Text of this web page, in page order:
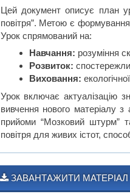
Цей документ описує план
повітря”. Метою є
Урок спрямований на:
Навчання: розуміння
Розвиток:
Виховання:
Урок включає актуалізацію
вивчення нового матеріалу
прийоми “Мозковий штурм”
повітря для живих істот,
ЗАВАНТАЖИТИ МАТЕРІАЛ